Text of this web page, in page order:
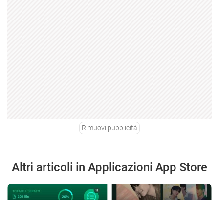
Rimuovi pubblicità
Altri articoli in Applicazioni App Store